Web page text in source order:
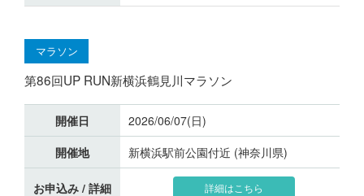
マラソン
第86回UP RUN新横浜鶴見川マラソン
開催日
2026/06/07(日)
開催地
新横浜駅前公園付近 (神奈川県)
お申込み / 詳細 詳細はこちら